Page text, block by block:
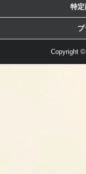
特定
Copyright